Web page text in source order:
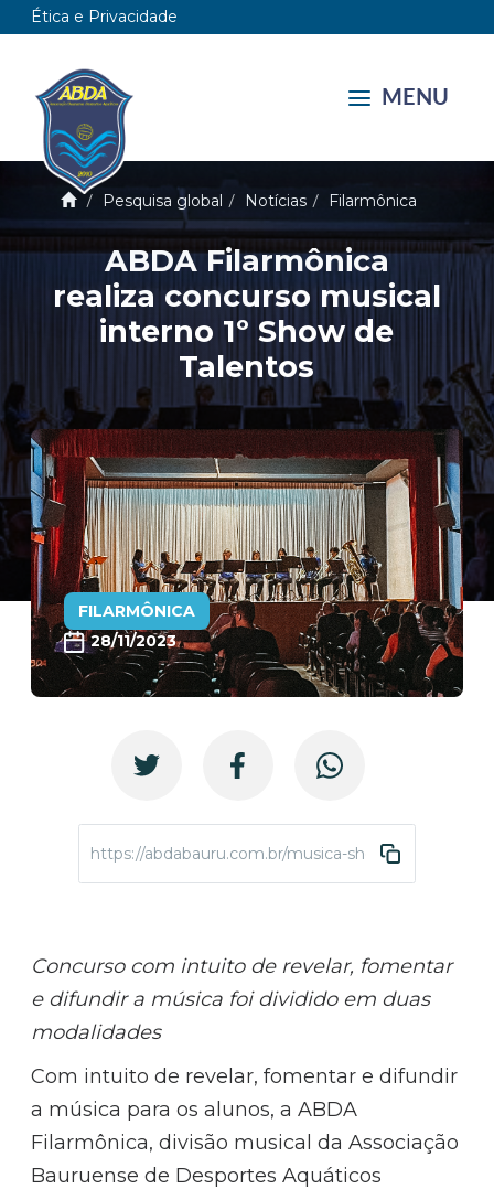
Ética e Privacidade
MENU
Pesquisa global Notícias Filarmônica
ABDA Filarmônica
realiza concurso musical
interno 1º Show de
Talentos
FILARMÔNICA
28/11/2023
https://abdabauru.com.br/musica-showdetalentos-
Concurso com intuito de revelar, fomentar
e difundir a música foi dividido em duas
modalidades
Com intuito de revelar, fomentar e difundir
a música para os alunos, a ABDA
Filarmônica, divisão musical da Associação
Bauruense de Desportes Aquáticos